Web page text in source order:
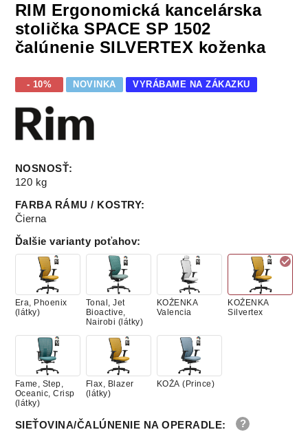
RIM Ergonomická kancelárska
stolička SPACE SP 1502
čalúnenie SILVERTEX koženka
- 10% NOVINKA VYRÁBAME NA ZÁKAZKU
NOSNOSŤ:
120 kg
FARBA RÁMU / KOSTRY:
Čierna
Ďalšie varianty poťahov:
Era, Phoenix
(látky)
Tonal, Jet
Bioactive,
Nairobi (látky)
KOŽENKA
Valencia
KOŽENKA
Silvertex
Fame, Step,
Oceanic, Crisp
(látky)
Flax, Blazer
(látky)
KOŽA (Prince)
SIEŤOVINA/ČALÚNENIE NA OPERADLE: